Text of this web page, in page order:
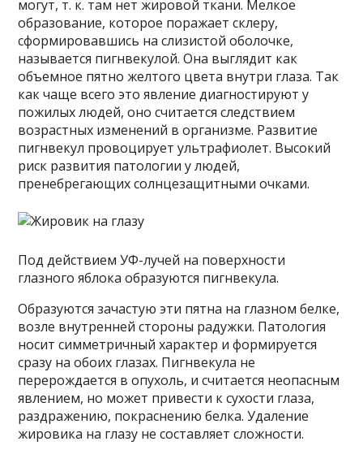
могут, т. к. там нет жировой ткани. Мелкое
образование, которое поражает склеру,
сформировавшись на слизистой оболочке,
называется пигнвекулой. Она выглядит как
объемное пятно желтого цвета внутри глаза. Так
как чаще всего это явление диагностируют у
пожилых людей, оно считается следствием
возрастных изменений в организме. Развитие
пигнвекул провоцирует ультрафиолет. Высокий
риск развития патологии у людей,
пренебрегающих солнцезащитными очками.
Под действием УФ-лучей на поверхности
глазного яблока образуются пигнвекула.
Образуются зачастую эти пятна на глазном белке,
возле внутренней стороны радужки. Патология
носит симметричный характер и формируется
сразу на обоих глазах. Пигнвекула не
перерождается в опухоль, и считается неопасным
явлением, но может привести к сухости глаза,
раздражению, покраснению белка. Удаление
жировика на глазу не составляет сложности.